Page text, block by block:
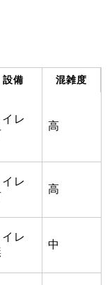
設備 混雑度
イレ
高
イレ
高
イレ
中